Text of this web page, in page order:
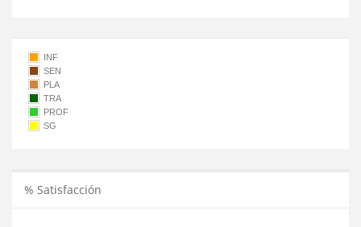
INF
SEN
PLA
TRA
PROF
SG
% Satisfacción